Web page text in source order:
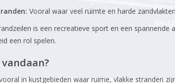
Vooral waar veel ruimte en harde
is een recreatieve sport en een spannende
een rol spelen.
in kustgebieden waar ruime, vlakke stranden